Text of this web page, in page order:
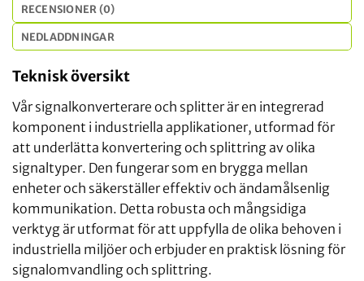
RECENSIONER (0)
NEDLADDNINGAR
Teknisk översikt
Vår signalkonverterare och splitter är en integrerad
komponent i industriella applikationer, utformad för
att underlätta konvertering och splittring av olika
signaltyper. Den fungerar som en brygga mellan
enheter och säkerställer effektiv och ändamålsenlig
kommunikation. Detta robusta och mångsidiga
verktyg är utformat för att uppfylla de olika behoven i
industriella miljöer och erbjuder en praktisk lösning för
signalomvandling och splittring.